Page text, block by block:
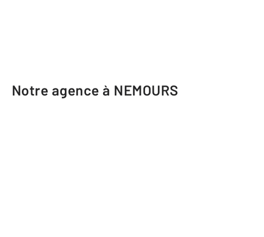
Notre agence à NEMOURS